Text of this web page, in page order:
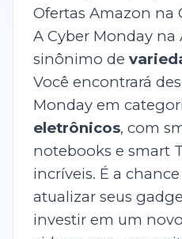
Ofertas Amazon na
A Cyber Monday na
sinônimo de
Você encontrará
Monday em
eletrônicos, com
notebooks e smart
incríveis. É a
atualizar seus
investir em um